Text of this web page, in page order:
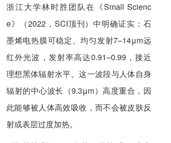
浙江大学林时胜团队在《Small Scienc
e》（2022，SCI顶刊）中明确证实：石
墨烯电热膜可稳定、均匀发射7–14μm远
红外光波，发射率高达0.91–0.99，接近
理想黑体辐射水平。这一波段与人体自身
辐射的中心波长（9.3μm）高度重合，因
此能够被人体高效吸收，而不会被皮肤反
射或表层过度加热。